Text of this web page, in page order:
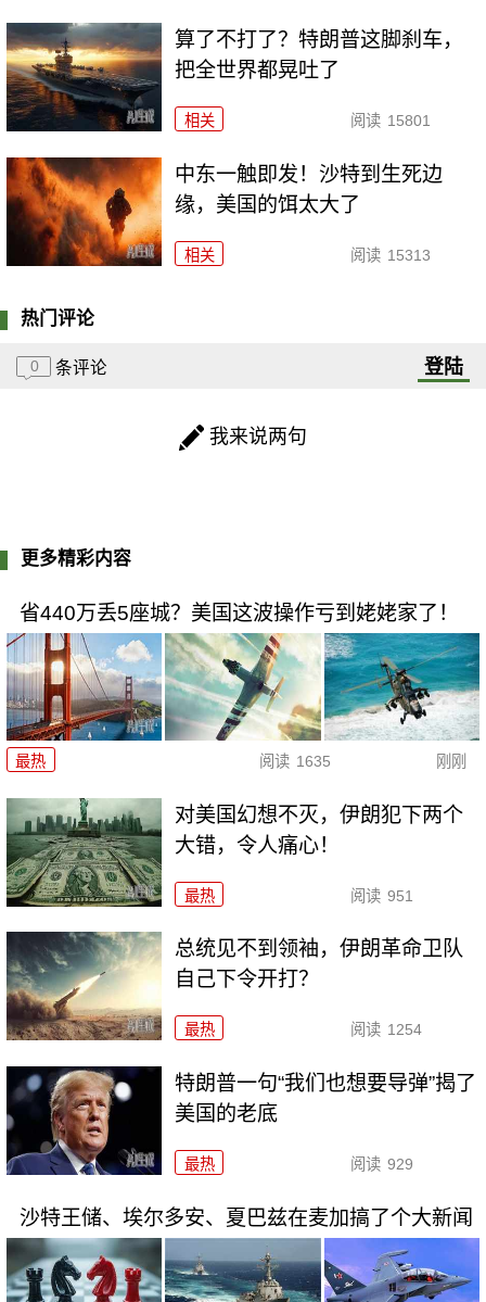
算了不打了？特朗普这脚刹车，
把全世界都晃吐了
相关 阅读 15801
中东一触即发！沙特到生死边
缘，美国的饵太大了
相关 阅读 15313
热门评论
0 条评论 登陆
我来说两句
更多精彩内容
省440万丢5座城？美国这波操作亏到姥姥家了！
最热 阅读 1635 刚刚
对美国幻想不灭，伊朗犯下两个
大错，令人痛心！
最热 阅读 951
总统见不到领袖，伊朗革命卫队
自己下令开打？
最热 阅读 1254
特朗普一句“我们也想要导弹”揭了
美国的老底
最热 阅读 929
沙特王储、埃尔多安、夏巴兹在麦加搞了个大新闻